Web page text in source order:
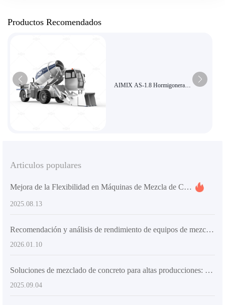
Productos Recomendados
AIMIX AS-1.8 Hormigonera
Articulos populares
Mejora de la Flexibilidad en Máquinas de Mezcla de Concreto y su Impacto en la Eficiencia y Costos en Obra
2025.08.13
Recomendación y análisis de rendimiento de equipos de mezcla de concreto inteligentes para la construcción rural
2026.01.10
Soluciones de mezclado de concreto para altas producciones: Recomendación de equipos para proyectos medianos y grandes
2025.09.04